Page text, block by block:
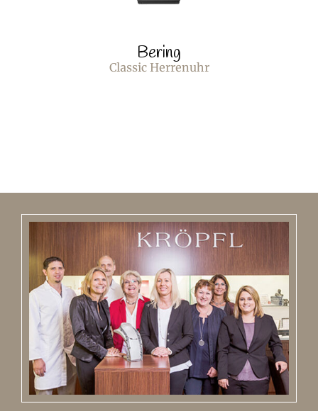
Bering
Classic Herrenuhr